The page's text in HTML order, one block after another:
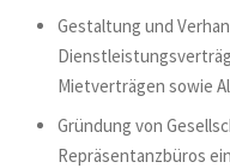
Gestaltung und
Mietverträgen sowie
Gründung von
Repräsentanzbüros